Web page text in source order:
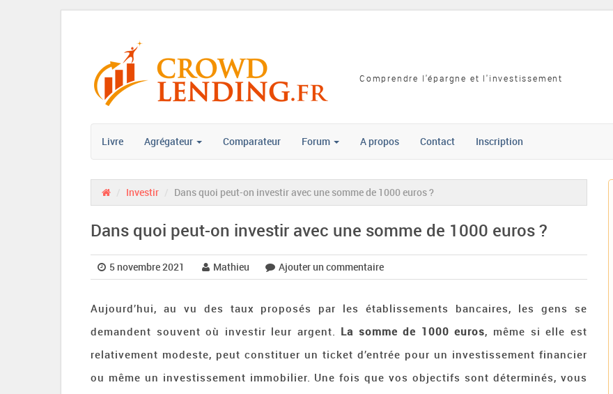
Comprendre l'épargne et l'investissement
Livre Agrégateur Comparateur Forum A propos Contact Inscription
Investir Dans quoi peut-on investir avec une somme de 1000 euros ?
Dans quoi peut-on investir avec une somme de 1000 euros ?
5 novembre 2021 Mathieu Ajouter un commentaire
Aujourd’hui, au vu des taux proposés par les établissements bancaires, les gens se
demandent souvent où investir leur argent. La somme de 1000 euros, même si elle est
relativement modeste, peut constituer un ticket d’entrée pour un investissement financier
ou même un investissement immobilier. Une fois que vos objectifs sont déterminés, vous